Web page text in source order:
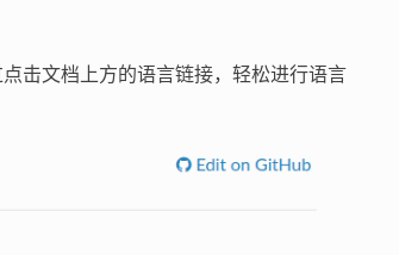
击文档上方的语言链接，轻松进行语言